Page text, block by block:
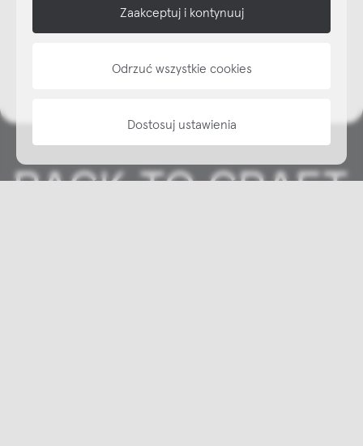
Zaakceptuj i kontynuuj
Odrzuć wszystkie cookies
Dostosuj ustawienia